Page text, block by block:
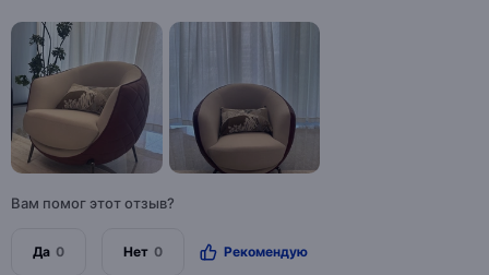
Вам помог этот отзыв?
Да 0 Нет 0 Рекомендую